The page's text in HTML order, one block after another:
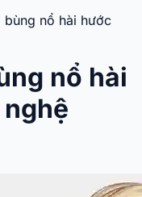
bùng nổ hài hước
nổ hài